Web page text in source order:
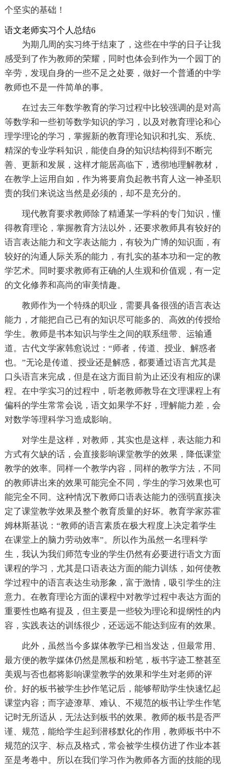
个坚实的基础！
语文老师实习个人总结6
为期几周的实习终于结束了，这些在中学的日子让我
感受到了作为教师的荣耀，同时也体会到作为一个园丁的
辛劳，发现自身的一些不足之处要，做好一个普通的中学
教师也不是一件简单的事。
在过去三年数学教育的学习过程中比较强调的是对高
等数学和一些初等数学知识的学习，以及对教育理论和心
理学理论的学习，掌握新的教育理论知识和扎实、系统、
精深的专业学科知识，能使自身的知识结构得到不断完
善、更新和发展，这样才能居高临下，透彻地理解教材，
在教学上运用自如，作为将要肩负起教书育人这一神圣职
责的我们来说这当然是必须的，却不是充分的。
现代教育要求教师除了精通某一学科的专门知识，懂
得教育理论，掌握教育方法以外，还要求教师具有较好的
语言表达能力和文字表达能力，有较为广博的知识面，有
较好的沟通人际关系的能力，有扎实的基本功和一定的教
学艺术。同时要求教师有正确的人生观和价值观，有一定
的文化修养和高尚的审美情趣。
教师作为一个特殊的职业，需要具备很强的语言表达
能力，才能把自己已有的知识尽可能多的、高效的传授给
学生。教师是书本知识与学生之间的联系纽带、运输通
道。古代文学家韩愈说过：“师者，传道、授业、解惑者
也。”无论是传道、授业还是解惑，都要通过语言尤其是
口头语言来完成，但是在这方面目前为止还没有相应的课
程。在中学实习的过程中，听老教师教导在文理课程上有
偏科的学生常常会说，语文如果学不好，理解能力差，会
对数学等理科学习造成影响。
对学生是这样，对教师，其实也是这样，表达能力和
方式有欠缺的话，会直接影响课堂教学的效果，降低课堂
教学的效率。同样一个教学内容，同样的教学方法，不同
的教师讲出来的效果可能完全不同，学生的学习效果也可
能完全不同。这种情况下教师口语表达能力的强弱直接决
定了课堂教学效果及整个教育质量的好坏。教育学家苏霍
姆林斯基说：“教师的语言素质在极大程度上决定着学生
在课堂上的脑力劳动效率”。所以作为虽然一名理科学
生，我认为我们师范专业的学生仍然有必要进行语文方面
课程的学习，尤其是口语表达方面的能力训练，如何使教
学过程中的语言表达生动形象，富于激情，吸引学生的注
意力。在教育理论方面的课程中对教学过程中表达方面的
重要性也略有提及，但主要是一些较为理论和提纲性的内
容，实践表达的训练很少，还远远不能达到应有的效果。
此外，虽然当今多媒体教学已相当发达，但最常用、
最方便的教学媒体仍然是黑板和粉笔，板书字迹工整甚至
美观与否也都将影响课堂教学的效果和学生对老师的评
价。好的板书被学生抄作笔记后，能够帮助学生快速忆起
课堂内容；而字迹潦草、难认、不规范的板书让学生作笔
记时无所适从，无法达到板书的效果。教师的板书是否严
谨、规范，能给学生起到潜移默化的作用，教师板书中不
规范的汉字、标点及格式，常会被学生模仿进了作业本甚
至是考卷中。所以在我们学习作为教师各方面的技能的现